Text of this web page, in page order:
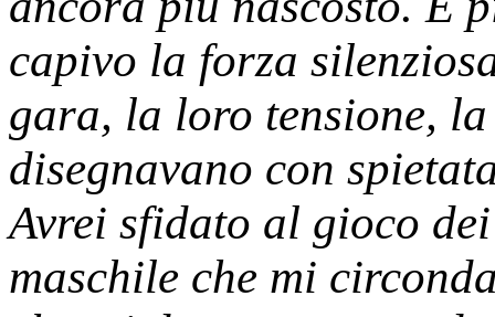
capivo la forza
gara, la loro tensione,
disegnavano con
Avrei sfidato al gioco
maschile che mi